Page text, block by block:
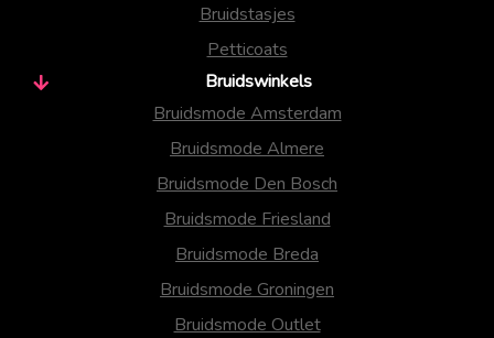
Bruidstasjes
Petticoats
Bruidswinkels
Bruidsmode Amsterdam
Bruidsmode Almere
Bruidsmode Den Bosch
Bruidsmode Friesland
Bruidsmode Breda
Bruidsmode Groningen
Bruidsmode Outlet